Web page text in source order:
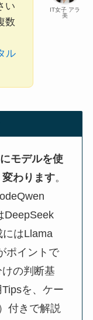
IT女子 アラ
美
い
数
ル
モデルを使
わります。
DeepSeek
はLlama
ポイントで
の判断基
を、ケー
付きで解説